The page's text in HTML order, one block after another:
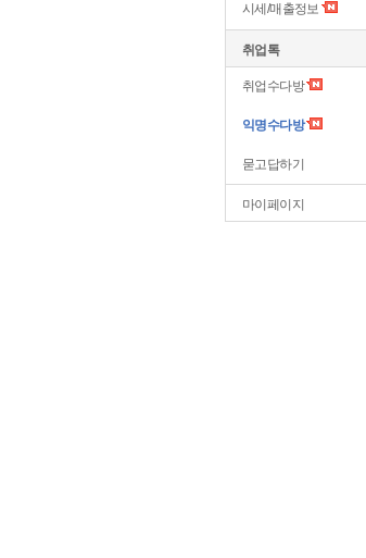
시세/매출정보
취업톡
취업수다방
익명수다방
묻고답하기
마이페이지